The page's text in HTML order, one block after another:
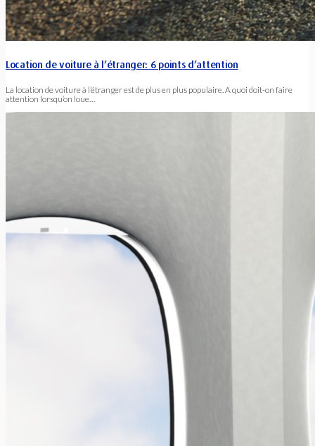
Location de voiture à l’étranger: 6 points d’attention
La location de voiture à l’étranger est de plus en plus populaire. A quoi doit-on faire
attention lorsqu’on loue…